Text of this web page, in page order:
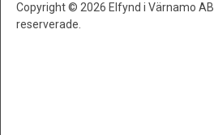
Copyright © 2026 Elfynd i Värnamo
reserverade.